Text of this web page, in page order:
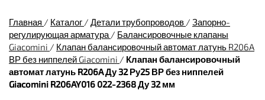
Главная / Каталог / Детали трубопроводов / Запорно-
регулирующая арматура / Балансировочные клапаны
Giacomini / Клапан балансировочный автомат латунь R206A
ВР без ниппелей Giacomini / Клапан балансировочный
автомат латунь R206A Ду 32 Ру25 ВР без ниппелей
Giacomini R206AY016 022-2368 Ду 32 мм